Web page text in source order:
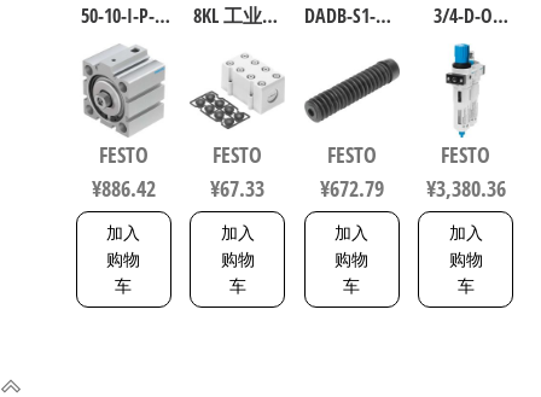
50-10-I-P-A
短行程气
缸 行程
10mm 缸径
50mm
VDMA 24562
188252
FESTO
¥886.42
加入
购物
车
8KL 工业自
件 538219
FESTO
¥67.33
加入
购物
车
DADB-S1-40-
缸波纹管
保护套 行
符合ISO
6432 / ISO
15552
553463
FESTO
¥672.79
加入
购物
车
3/4-D-O-
MAXI 过滤
减压阀润
滑器组合
符合ISO
8573-1:2010
162744
FESTO
¥3,380.36
加入
购物
车